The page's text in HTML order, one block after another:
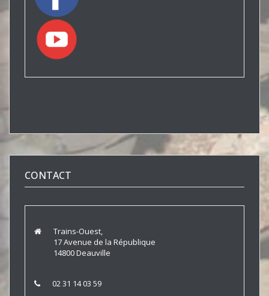
CONTACT
Trains-Ouest,
17 Avenue de la République
14800 Deauville
02 31 14 03 59